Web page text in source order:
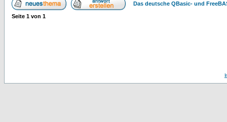
Das deutsche QBasic- und
Seite 1 von 1